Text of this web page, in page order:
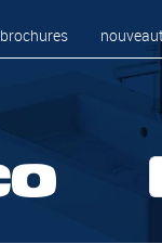
brochures